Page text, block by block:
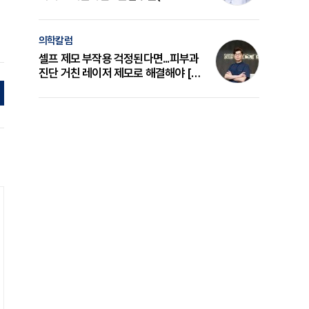
의학칼럼
셀프 제모 부작용 걱정된다면...피부과
진단 거친 레이저 제모로 해결해야 [변